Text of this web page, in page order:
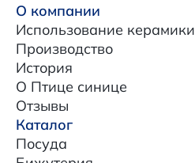
О компании
Использование керамики
Производство
История
О Птице синице
Отзывы
Каталог
Посуда